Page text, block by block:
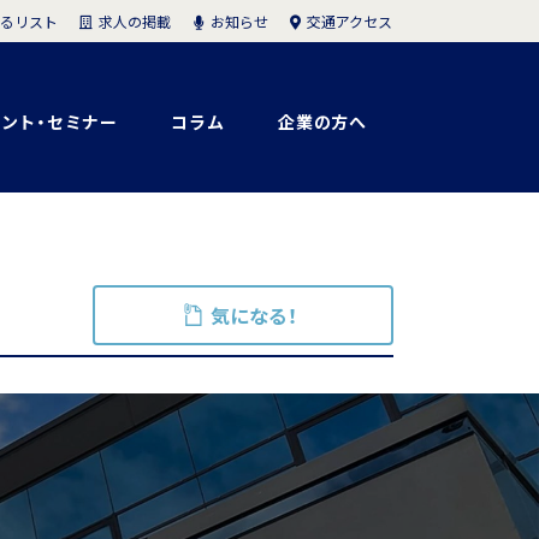
ト・セミナー コラム 企業の方へ
リスト 求人の掲載 お知らせ 交通アクセス
気になる！